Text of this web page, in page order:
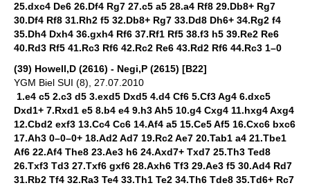
25.dxc4 De6 26.Df4 Rg7 27.c5 a5 28.a4 Rf8 29.Db8+ Rg7
30.Df4 Rf8 31.Rh2 f5 32.Db8+ Rg7 33.Dd8 Dh6+ 34.Rg2 f4
35.Dh4 Dxh4 36.gxh4 Rf6 37.Rf1 Rf5 38.f3 h5 39.Re2 Re6
40.Rd3 Rf5 41.Rc3 Rf6 42.Rc2 Re6 43.Rd2 Rf6 44.Rc3 1–0
(39) Howell,D (2616) - Negi,P (2615) [B22]
YGM Biel SUI (8), 27.07.2010
1.e4 c5 2.c3 d5 3.exd5 Dxd5 4.d4 Cf6 5.Cf3 Ag4 6.dxc5
Dxd1+ 7.Rxd1 e5 8.b4 e4 9.h3 Ah5 10.g4 Cxg4 11.hxg4 Axg4
12.Cbd2 exf3 13.Cc4 Cc6 14.Af4 a5 15.Ce5 Af5 16.Cxc6 bxc6
17.Ah3 0–0–0+ 18.Ad2 Ad7 19.Rc2 Ae7 20.Tab1 a4 21.Tbe1
Af6 22.Af4 The8 23.Ae3 h6 24.Axd7+ Txd7 25.Th3 Ted8
26.Txf3 Td3 27.Txf6 gxf6 28.Axh6 Tf3 29.Ae3 f5 30.Ad4 Rd7
31.Rb2 Tf4 32.Ra3 Te4 33.Th1 Te2 34.Th6 Tde8 35.Td6+ Rc7